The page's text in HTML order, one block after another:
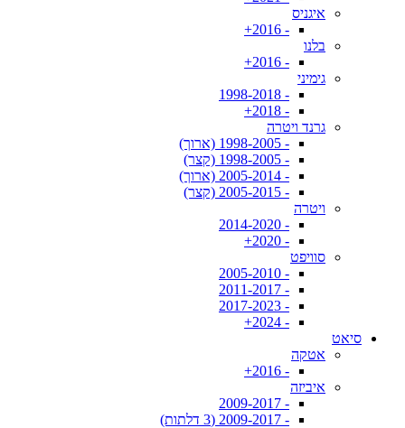
איגניס
- 2016+
בלנו
- 2016+
גימיני
- 1998-2018
- 2018+
גרנד ויטרה
- 1998-2005 (ארוך)
- 1998-2005 (קצר)
- 2005-2014 (ארוך)
- 2005-2015 (קצר)
ויטרה
- 2014-2020
- 2020+
סוויפט
- 2005-2010
- 2011-2017
- 2017-2023
- 2024+
סיאט
אטקה
- 2016+
איביזה
- 2009-2017
- 2009-2017 (3 דלתות)